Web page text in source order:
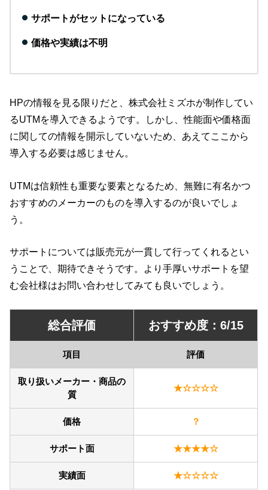
サポートがセットになっている
価格や実績は不明
HPの情報を見る限りだと、株式会社ミズホが制作してい
るUTMを導入できるようです。しかし、性能面や価格面
に関しての情報を開示していないため、あえてここから
導入する必要は感じません。
UTMは信頼性も重要な要素となるため、無難に有名かつ
おすすめのメーカーのものを導入するのが良いでしょ
う。
サポートについては販売元が一貫して行ってくれるとい
うことで、期待できそうです。より手厚いサポートを望
む会社様はお問い合わせしてみても良いでしょう。
総合評価 おすすめ度：6/15
項目 評価
取り扱いメーカー・商品の
質
★☆☆☆☆
価格 ？
サポート面 ★★★★☆
実績面 ★☆☆☆☆